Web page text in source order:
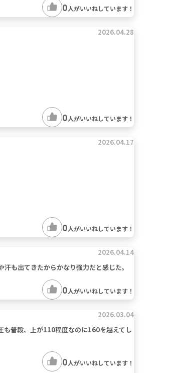
0人がいいねしています！
2026.04.28
0人がいいねしています！
2026.04.17
0人がいいねしています！
2026.04.14
も出てきたからかなり強力だと感じた。
0人がいいねしています！
2026.03.04
も普段、上が110程度なのに160を越えてし
0人がいいねしています！